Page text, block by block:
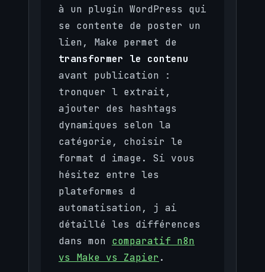
à un plugin WordPress qui
se contente de poster un
lien, Make permet de
transformer le contenu
avant publication :
tronquer l extrait,
ajouter des hashtags
dynamiques selon la
catégorie, choisir le
format d image. Si vous
hésitez entre les
plateformes d
automatisation, j ai
détaillé les différences
dans mon comparatif n8n
vs Make vs Zapier .